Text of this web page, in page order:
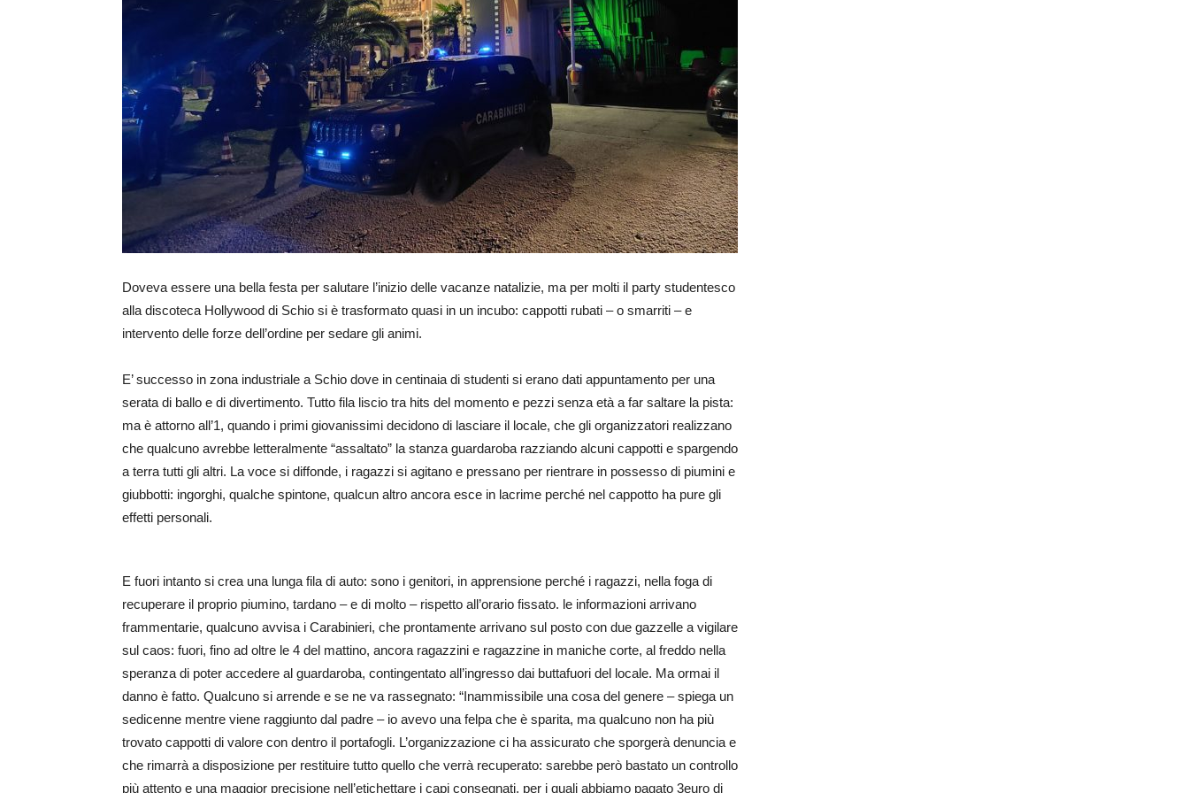
Doveva essere una bella festa per salutare l’inizio delle vacanze natalizie, ma per molti il party studentesco
alla discoteca Hollywood di Schio si è trasformato quasi in un incubo: cappotti rubati – o smarriti – e
intervento delle forze dell’ordine per sedare gli animi.
E’ successo in zona industriale a Schio dove in centinaia di studenti si erano dati appuntamento per una
serata di ballo e di divertimento. Tutto fila liscio tra hits del momento e pezzi senza età a far saltare la pista:
ma è attorno all’1, quando i primi giovanissimi decidono di lasciare il locale, che gli organizzatori realizzano
che qualcuno avrebbe letteralmente “assaltato” la stanza guardaroba razziando alcuni cappotti e spargendo
a terra tutti gli altri. La voce si diffonde, i ragazzi si agitano e pressano per rientrare in possesso di piumini e
giubbotti: ingorghi, qualche spintone, qualcun altro ancora esce in lacrime perché nel cappotto ha pure gli
effetti personali.
E fuori intanto si crea una lunga fila di auto: sono i genitori, in apprensione perché i ragazzi, nella foga di
recuperare il proprio piumino, tardano – e di molto – rispetto all’orario fissato. le informazioni arrivano
frammentarie, qualcuno avvisa i Carabinieri, che prontamente arrivano sul posto con due gazzelle a vigilare
sul caos: fuori, fino ad oltre le 4 del mattino, ancora ragazzini e ragazzine in maniche corte, al freddo nella
speranza di poter accedere al guardaroba, contingentato all’ingresso dai buttafuori del locale. Ma ormai il
danno è fatto. Qualcuno si arrende e se ne va rassegnato: “Inammissibile una cosa del genere – spiega un
sedicenne mentre viene raggiunto dal padre – io avevo una felpa che è sparita, ma qualcuno non ha più
trovato cappotti di valore con dentro il portafogli. L’organizzazione ci ha assicurato che sporgerà denuncia e
che rimarrà a disposizione per restituire tutto quello che verrà recuperato: sarebbe però bastato un controllo
più attento e una maggior precisione nell’etichettare i capi consegnati, per i quali abbiamo pagato 3euro di